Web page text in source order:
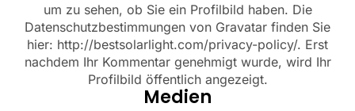
um zu sehen, ob Sie ein Profilbild haben. Die
Datenschutzbestimmungen von Gravatar finden Sie
hier: http://bestsolarlight.com/privacy-policy/. Erst
nachdem Ihr Kommentar genehmigt wurde, wird Ihr
Profilbild öffentlich angezeigt.
Medien